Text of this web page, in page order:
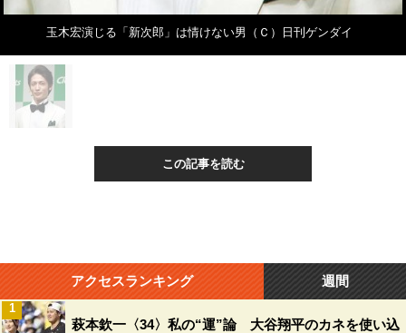
玉木宏演じる「新次郎」は情けない男（Ｃ）日刊ゲンダイ
この記事を読む
アクセスランキング 週間
萩本欽一〈34〉私の“運”論 大谷翔平のカネを使い込
1